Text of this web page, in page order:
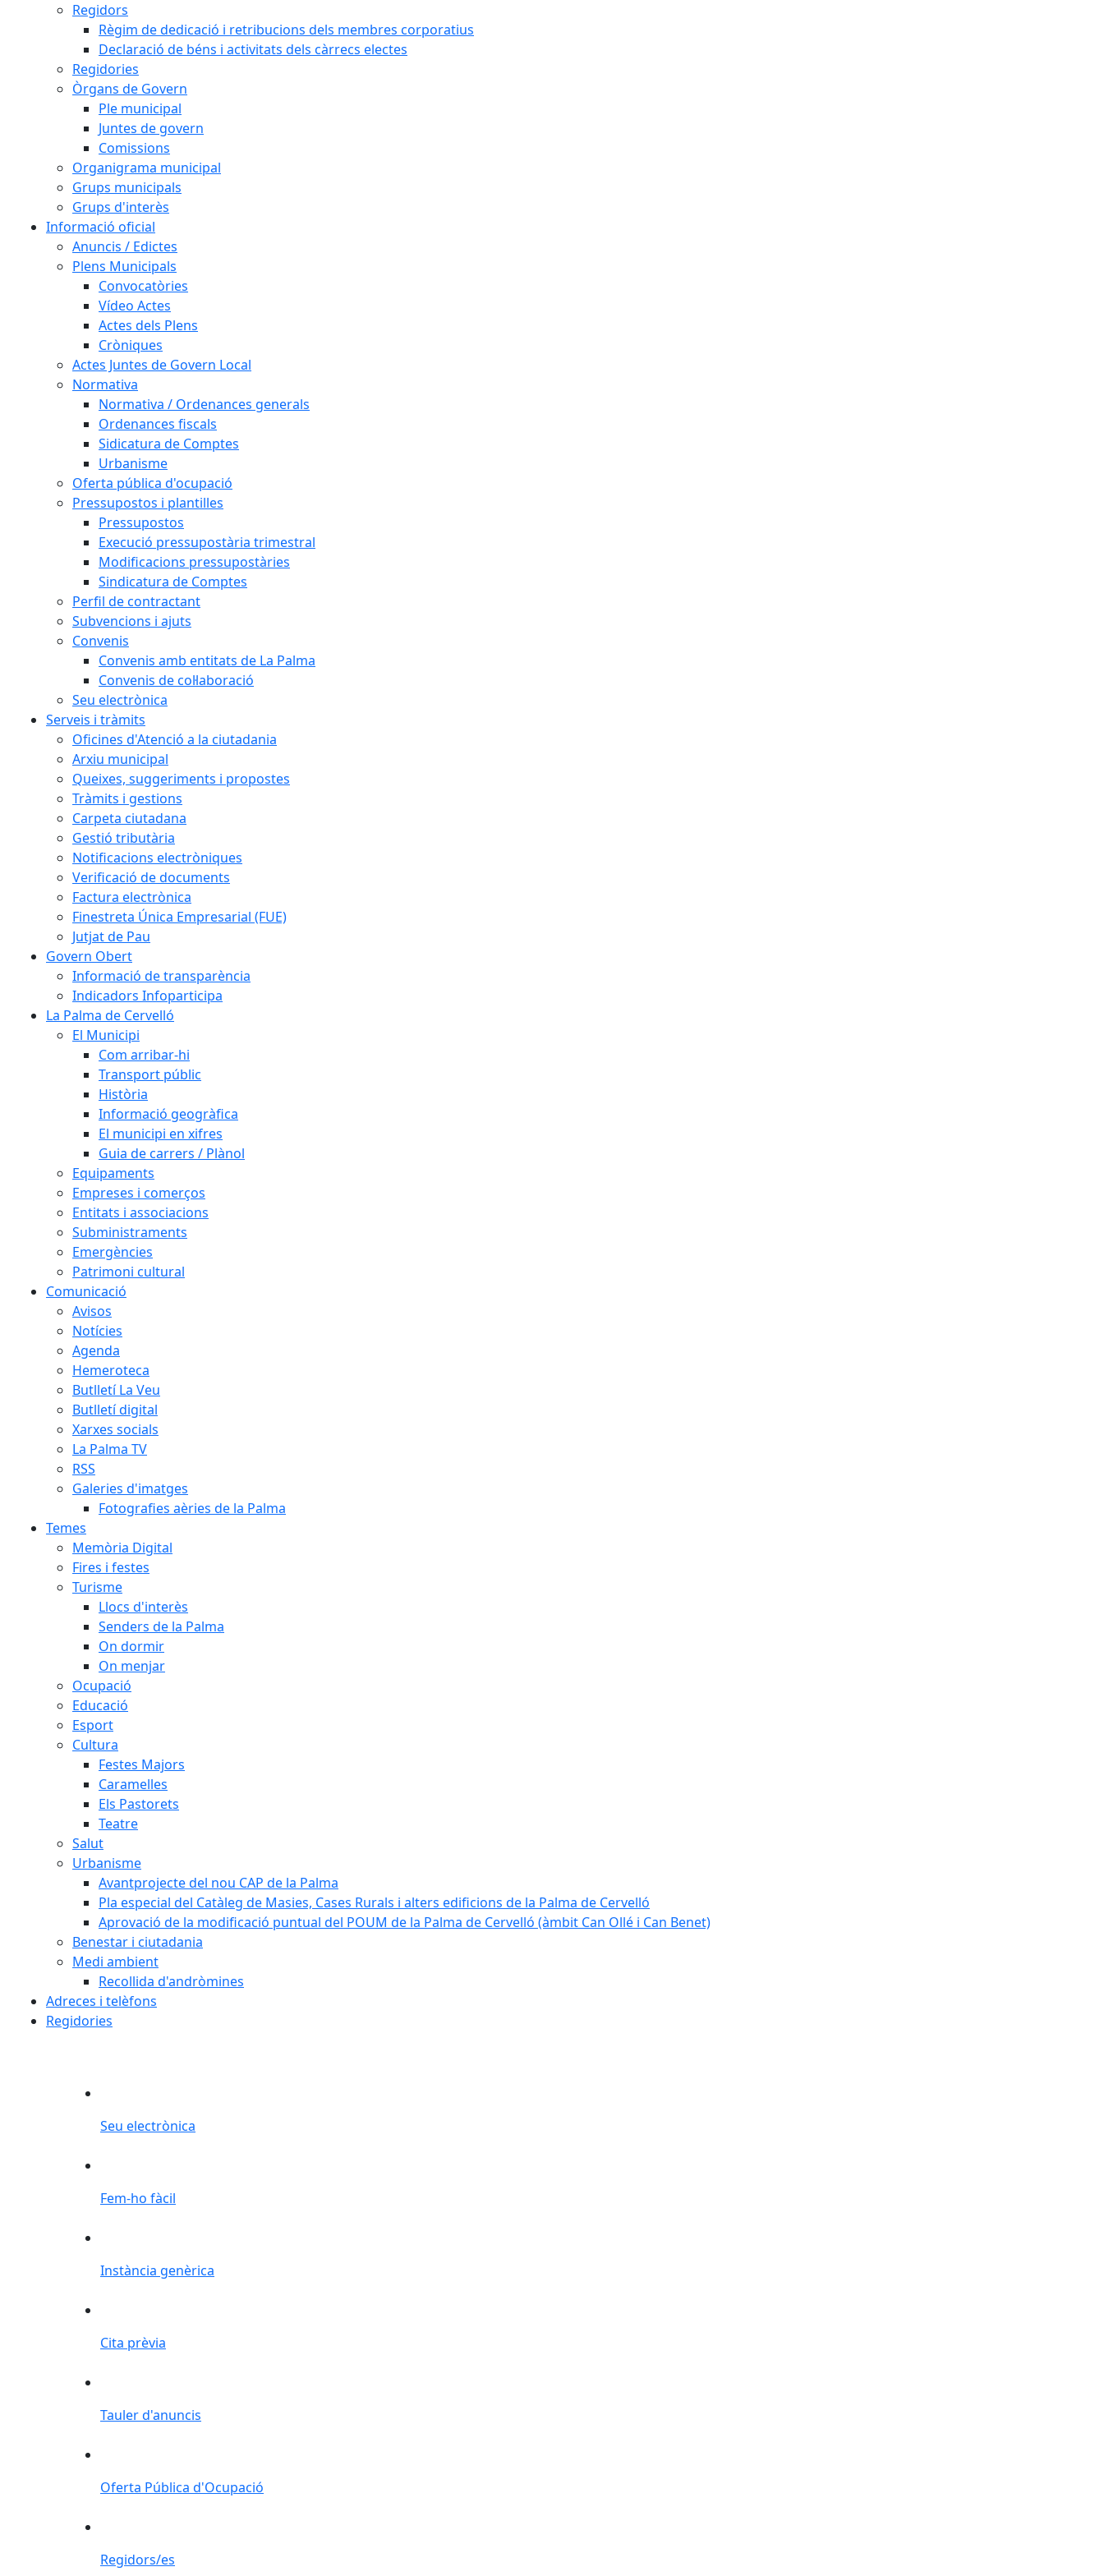
Regidors
Règim de dedicació i retribucions dels membres corporatius
Declaració de béns i activitats dels càrrecs electes
Regidories
Òrgans de Govern
Ple municipal
Juntes de govern
Comissions
Organigrama municipal
Grups municipals
Grups d'interès
Informació oficial
Anuncis / Edictes
Plens Municipals
Convocatòries
Vídeo Actes
Actes dels Plens
Cròniques
Actes Juntes de Govern Local
Normativa
Normativa / Ordenances generals
Ordenances fiscals
Sidicatura de Comptes
Urbanisme
Oferta pública d'ocupació
Pressupostos i plantilles
Pressupostos
Execució pressupostària trimestral
Modificacions pressupostàries
Sindicatura de Comptes
Perfil de contractant
Subvencions i ajuts
Convenis
Convenis amb entitats de La Palma
Convenis de col·laboració
Seu electrònica
Serveis i tràmits
Oficines d'Atenció a la ciutadania
Arxiu municipal
Queixes, suggeriments i propostes
Tràmits i gestions
Carpeta ciutadana
Gestió tributària
Notificacions electròniques
Verificació de documents
Factura electrònica
Finestreta Única Empresarial (FUE)
Jutjat de Pau
Govern Obert
Informació de transparència
Indicadors Infoparticipa
La Palma de Cervelló
El Municipi
Com arribar-hi
Transport públic
Història
Informació geogràfica
El municipi en xifres
Guia de carrers / Plànol
Equipaments
Empreses i comerços
Entitats i associacions
Subministraments
Emergències
Patrimoni cultural
Comunicació
Avisos
Notícies
Agenda
Hemeroteca
Butlletí La Veu
Butlletí digital
Xarxes socials
La Palma TV
RSS
Galeries d'imatges
Fotografies aèries de la Palma
Temes
Memòria Digital
Fires i festes
Turisme
Llocs d'interès
Senders de la Palma
On dormir
On menjar
Ocupació
Educació
Esport
Cultura
Festes Majors
Caramelles
Els Pastorets
Teatre
Salut
Urbanisme
Avantprojecte del nou CAP de la Palma
Pla especial del Catàleg de Masies, Cases Rurals i alters edificions de la Palma de Cervelló
Aprovació de la modificació puntual del POUM de la Palma de Cervelló (àmbit Can Ollé i Can Benet)
Benestar i ciutadania
Medi ambient
Recollida d'andròmines
Adreces i telèfons
Regidories
Seu electrònica
Fem-ho fàcil
Instància genèrica
Cita prèvia
Tauler d'anuncis
Oferta Pública d'Ocupació
Regidors/es